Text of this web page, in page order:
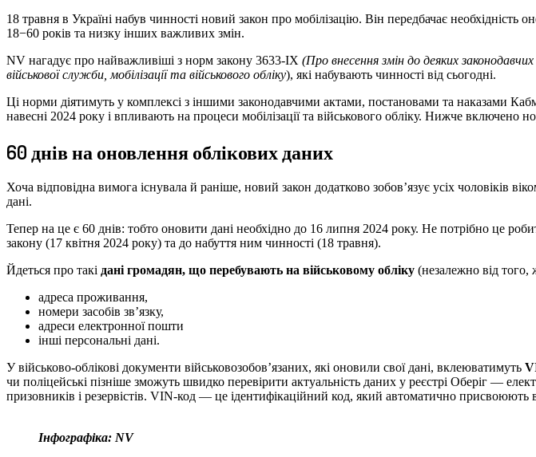
18 травня в Україні набув чинності новий закон про мобілізацію. Він передбачає необхідність
18−60 років та низку інших важливих змін.
NV нагадує про найважливіші з норм закону 3633-IX (Про внесення змін до деяких
військової служби, мобілізації та військового обліку), які набувають чинності від сьогодні.
Ці норми діятимуть у комплексі з іншими законодавчими актами, постановами та наказами
навесні 2024 року і впливають на процеси мобілізації та військового обліку. Нижче включено
60 днів на оновлення облікових даних
Хоча відповідна вимога існувала й раніше, новий закон додатково зобов’язує усіх чоловіків
дані.
Тепер на це є 60 днів: тобто оновити дані необхідно до 16 липня 2024 року. Не потрібно це
закону (17 квітня 2024 року) та до набуття ним чинності (18 травня).
Йдеться про такі дані громадян, що перебувають на військовому обліку (незалежно від того,
адреса проживання,
номери засобів зв’язку,
адреси електронної пошти
інші персональні дані.
У військово-облікові документи військовозобов’язаних, які оновили свої дані, вклеюватимуть
чи поліцейські пізніше зможуть швидко перевірити актуальність даних у реєстрі Оберіг —
призовників і резервістів. VIN-код — це ідентифікаційний код, який автоматично присвоюють
Інфографіка: NV